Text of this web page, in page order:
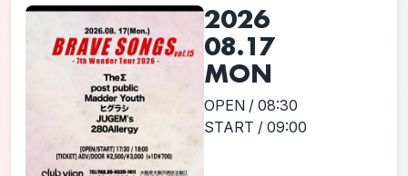
2026
08.17
MON
OPEN / 08:30
START / 09:00